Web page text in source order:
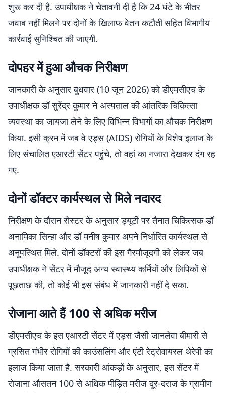
शुरू कर दी है. उपाधीक्षक ने चेतावनी दी है कि 24 घंटे के भीतर
जवाब नहीं मिलने पर दोनों के खिलाफ वेतन कटौती सहित विभागीय
कार्रवाई सुनिश्चित की जाएगी.
दोपहर में हुआ औचक निरीक्षण
जानकारी के अनुसार बुधवार (10 जून 2026) को डीएमसीएच के
उपाधीक्षक डॉ सुरेंद्र कुमार ने अस्पताल की आंतरिक चिकित्सा
व्यवस्था का जायजा लेने के लिए विभिन्न विभागों का औचक निरीक्षण
किया. इसी क्रम में जब वे एड्स (AIDS) रोगियों के विशेष इलाज के
लिए संचालित एआरटी सेंटर पहुंचे, तो वहां का नजारा देखकर दंग रह
गए.
दोनों डॉक्टर कार्यस्थल से मिले नदारद
निरीक्षण के दौरान रोस्टर के अनुसार ड्यूटी पर तैनात चिकित्सक डॉ
अनामिका सिन्हा और डॉ मनीष कुमार अपने निर्धारित कार्यस्थल से
अनुपस्थित मिले. दोनों डॉक्टरों की इस गैरमौजूदगी को लेकर जब
उपाधीक्षक ने सेंटर में मौजूद अन्य स्वास्थ्य कर्मियों और लिपिकों से
पूछताछ की, तो कोई भी इस संबंध में जानकारी नहीं दे सका.
रोजाना आते हैं 100 से अधिक मरीज
डीएमसीएच के इस एआरटी सेंटर में एड्स जैसी जानलेवा बीमारी से
ग्रसित गंभीर रोगियों की काउंसलिंग और एंटी रेट्रोवायरल थेरेपी का
इलाज किया जाता है. सरकारी आंकड़ों के अनुसार, इस सेंटर में
रोजाना औसतन 100 से अधिक पीड़ित मरीज दूर-दराज के ग्रामीण